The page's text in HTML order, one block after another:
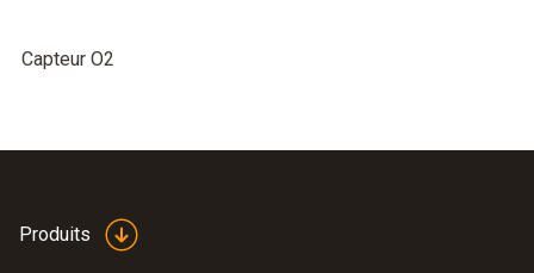
Capteur O2
Produits